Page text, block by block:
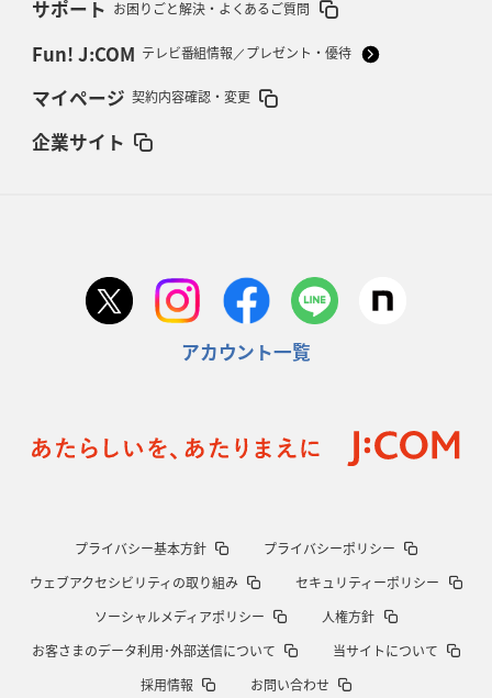
サポート お困りごと解決・よくあるご質問
Fun! J:COM テレビ番組情報／プレゼント・優待
マイページ 契約内容確認・変更
企業サイト
アカウント一覧
プライバシー基本方針
プライバシーポリシー
ウェブアクセシビリティの取り組み
セキュリティーポリシー
ソーシャルメディアポリシー
人権方針
お客さまのデータ利用･外部送信について
当サイトについて
採用情報
お問い合わせ